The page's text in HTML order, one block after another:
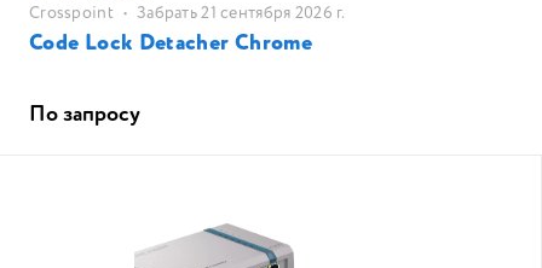
Crosspoint • Забрать 21 сентября 2026 г.
Code Lock Detacher Chrome
По запросу